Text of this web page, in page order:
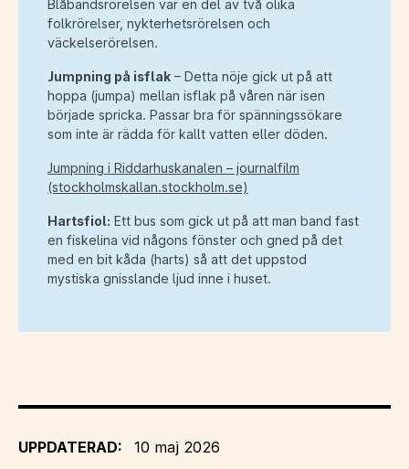
Blåbandsrörelsen var en del av två olika
folkrörelser, nykterhetsrörelsen och
väckelserörelsen.
Jumpning på isflak – Detta nöje gick ut på att
hoppa (jumpa) mellan isflak på våren när isen
började spricka. Passar bra för spänningssökare
som inte är rädda för kallt vatten eller döden.
Jumpning i Riddarhuskanalen – journalfilm
(stockholmskallan.stockholm.se)
Hartsfiol: Ett bus som gick ut på att man band fast
en fiskelina vid någons fönster och gned på det
med en bit kåda (harts) så att det uppstod
mystiska gnisslande ljud inne i huset.
UPPDATERAD: 10 maj 2026